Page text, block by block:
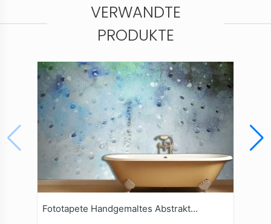
VERWANDTE
PRODUKTE
Fototapete Handgemaltes Abstraktes AquarellTexturKunstwerk